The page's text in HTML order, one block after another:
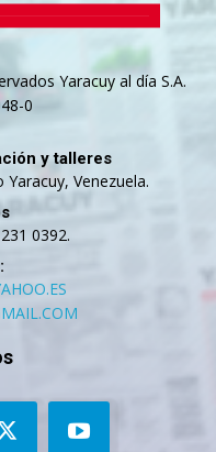
Yaracuy al día S.A.
0
y talleres
Venezuela.
0392.